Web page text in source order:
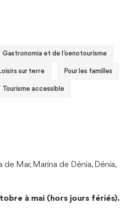
Gastronomia et de l’oenotourisme
sur terre Pour les familles
Tourisme accessible
de Mar, Marina de Dénia, Dénia,
à mai (hors jours fériés).